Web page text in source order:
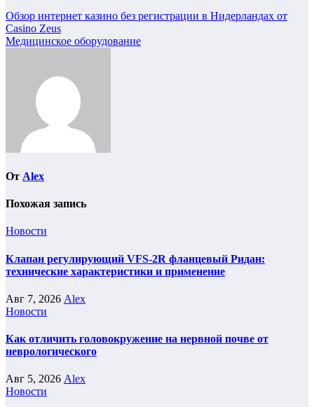
Обзор интернет казино без регистрации в Нидерландах от
Casino Zeus
Медицинское оборудование
От Alex
Похожая запись
Новости
Клапан регулирующий VFS-2R фланцевый Ридан:
технические характеристики и применение
Авг 7, 2026 Alex
Новости
Как отличить головокружение на нервной почве от
неврологического
Авг 5, 2026 Alex
Новости